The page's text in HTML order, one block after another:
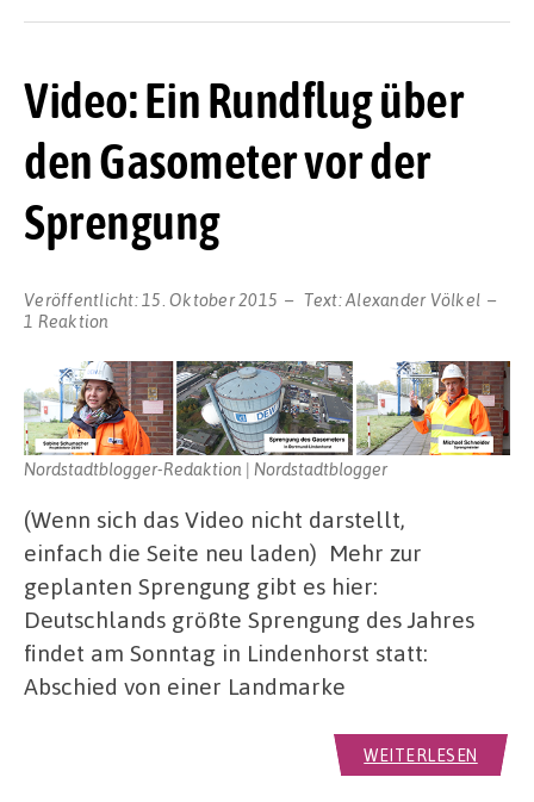
Video: Ein Rundflug über
den Gasometer vor der
Sprengung
Veröffentlicht: 15. Oktober 2015 Text:Alexander Völkel
1 Reaktion
Nordstadtblogger-Redaktion | Nordstadtblogger
(Wenn sich das Video nicht darstellt,
einfach die Seite neu laden) Mehr zur
geplanten Sprengung gibt es hier:
Deutschlands größte Sprengung des Jahres
findet am Sonntag in Lindenhorst statt:
Abschied von einer Landmarke
WEITERLESEN